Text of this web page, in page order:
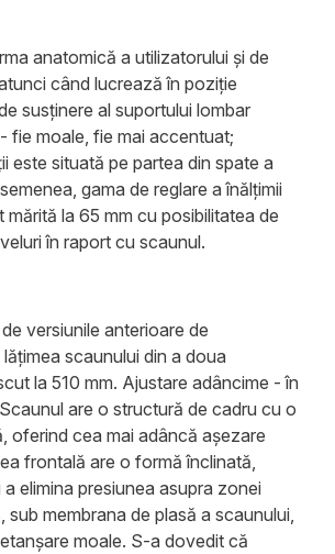
anatomică a utilizatorului și de
când lucrează în poziție
susținere al suportului lombar
fie moale, fie mai accentuat;
este situată pe partea din spate a
gama de reglare a înălțimii
mărită la 65 mm cu posibilitatea de
în raport cu scaunul.
versiunile anterioare de
scaunului din a doua
la 510 mm. Ajustare adâncime - în
are o structură de cadru cu o
oferind cea mai adâncă așezare
frontală are o formă înclinată,
elimina presiunea asupra zonei
sub membrana de plasă a scaunului,
moale. S-a dovedit că